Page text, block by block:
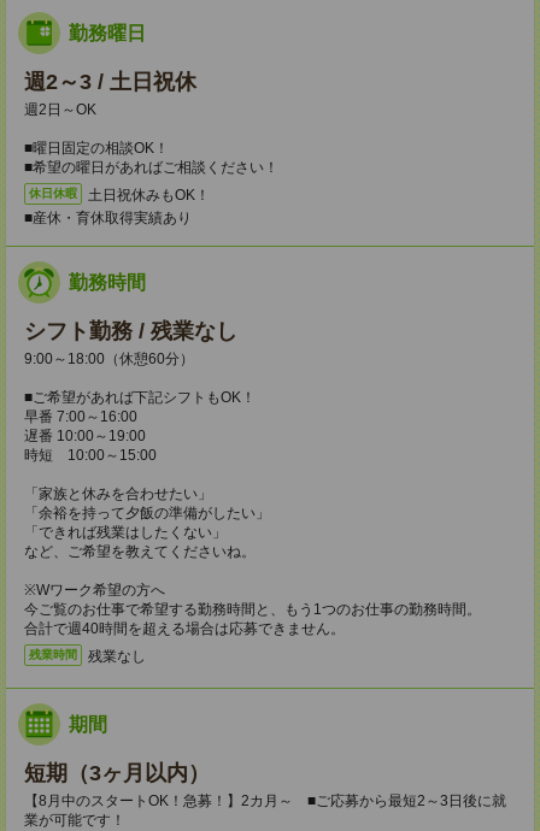
勤務曜日
週2～3 / 土日祝休
週2日～OK
■曜日固定の相談OK！
■希望の曜日があればご相談ください！
休日休暇
土日祝休みもOK！
■産休・育休取得実績あり
勤務時間
シフト勤務 / 残業なし
9:00～18:00（休憩60分）
■ご希望があれば下記シフトもOK！
早番 7:00～16:00
遅番 10:00～19:00
時短 10:00～15:00
「家族と休みを合わせたい」
「余裕を持って夕飯の準備がしたい」
「できれば残業はしたくない」
など、ご希望を教えてくださいね。
※Wワーク希望の方へ
今ご覧のお仕事で希望する勤務時間と、もう1つのお仕事の勤務時間。
合計で週40時間を超える場合は応募できません。
残業時間 残業なし
期間
短期（3ヶ月以内）
【8月中のスタートOK！急募！】2カ月～ ■ご応募から最短2～3日後に就
業が可能です！